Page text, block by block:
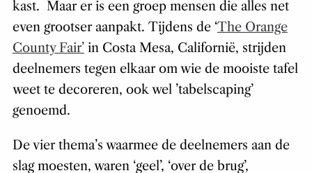
kast. Maar er is een groep mensen die alles net
even grootser aanpakt. Tijdens de ‘The Orange
County Fair’in Costa Mesa, Californië, strijden
deelnemers tegen elkaar om wie de mooiste tafel
weet te decoreren, ook wel ’tabelscaping’
genoemd.
De vier thema’s waarmee de deelnemers aan de
slag moesten, waren ‘geel’, ‘over de brug’,